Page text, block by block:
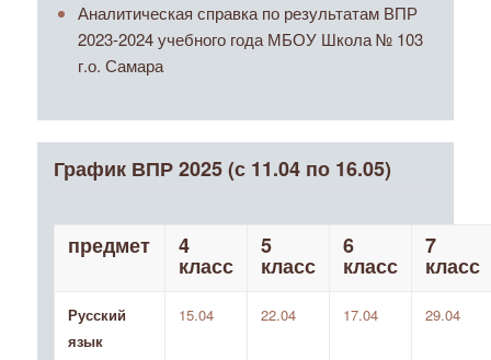
Аналитическая справка по результатам ВПР
2023-2024 учебного года МБОУ Школа № 103
г.о. Самара
График ВПР 2025 (с 11.04 по 16.05)
предмет 4
класс
5
класс
6
класс
7
класс
Русский
язык
15.04 22.04 17.04 29.04